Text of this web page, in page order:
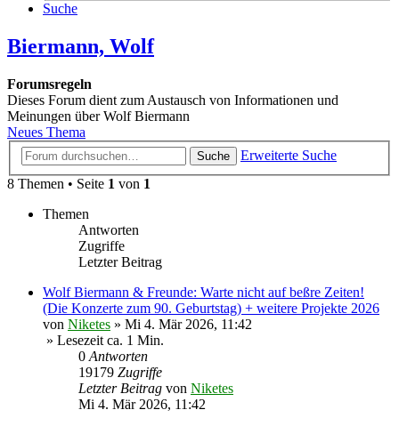
Suche
Biermann, Wolf
Forumsregeln
Dieses Forum dient zum Austausch von Informationen und
Meinungen über Wolf Biermann
Neues Thema
Suche
Erweiterte Suche
8 Themen • Seite 1 von 1
Themen
Antworten
Zugriffe
Letzter Beitrag
Wolf Biermann & Freunde: Warte nicht auf beßre Zeiten!
(Die Konzerte zum 90. Geburtstag) + weitere Projekte 2026
von Niketes » Mi 4. Mär 2026, 11:42
» Lesezeit ca. 1 Min.
0Antworten
19179 Zugriffe
Letzter Beitrag von Niketes
Mi 4. Mär 2026, 11:42